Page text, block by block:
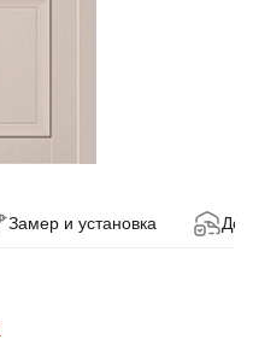
Замер и установка